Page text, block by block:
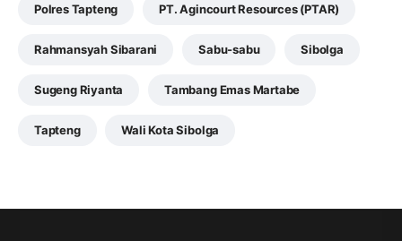
Polres Tapteng PT. Agincourt Resources (PTAR)
Rahmansyah Sibarani Sabu-sabu Sibolga
Sugeng Riyanta Tambang Emas Martabe
Tapteng Wali Kota Sibolga